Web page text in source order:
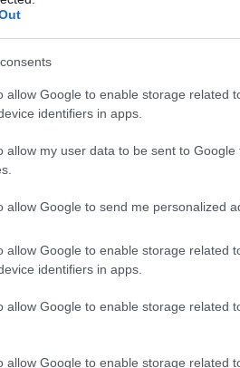
allow Google to enable storage related
identifiers in apps.
allow my user data to be sent to
allow Google to send me personalized
allow Google to enable storage related
identifiers in apps.
allow Google to enable storage related
allow Google to enable storage related
πρόγραμμα θα πραγματοποιηθεί
ώρες σε χρονικό διάστημα
και σε δέκα (10)
Για τις ανάγκες
περισσότερες πληροφορίες οι